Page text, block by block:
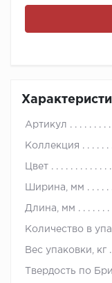
Артикул
Коллекция
Цвет
Ширина, мм
Длина, мм
Количество в
Вес упаковки, кг
Твердость по